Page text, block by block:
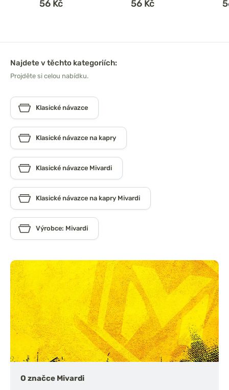
56 Kč 56 Kč
Najdete v těchto kategoriích:
Projděte si celou nabídku.
Klasické návazce
Klasické návazce na kapry
Klasické návazce Mivardi
Klasické návazce na kapry Mivardi
Výrobce: Mivardi
O značce Mivardi